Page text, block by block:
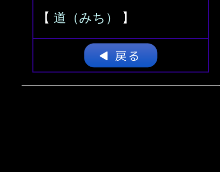
【 道（みち） 】